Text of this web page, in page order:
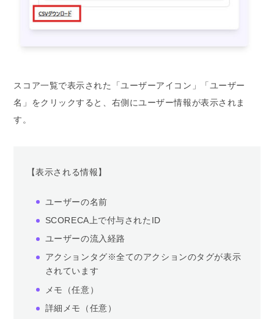
スコア一覧で表示された「ユーザーアイコン」「ユーザー
名」をクリックすると、右側にユーザー情報が表示されま
す。
【表示される情報】
ユーザーの名前
SCORECA上で付与されたID
ユーザーの流入経路
アクションタグ※全てのアクションのタグが表示
されています
メモ（任意）
詳細メモ（任意）